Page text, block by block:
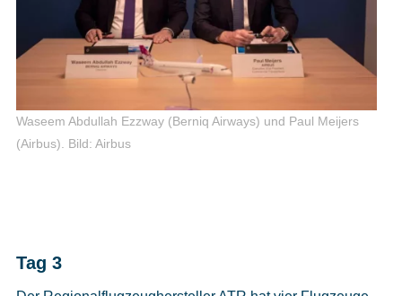
Waseem Abdullah Ezzway (Berniq Airways) und Paul Meijers
(Airbus).
Bild: Airbus
Tag 3